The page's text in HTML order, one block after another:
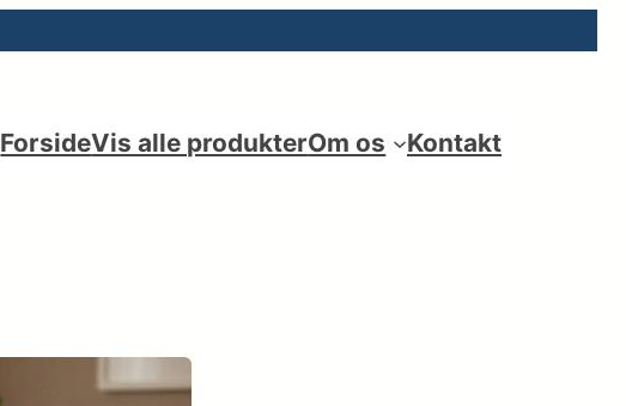
ForsideVis alle produkterOm os Kontakt